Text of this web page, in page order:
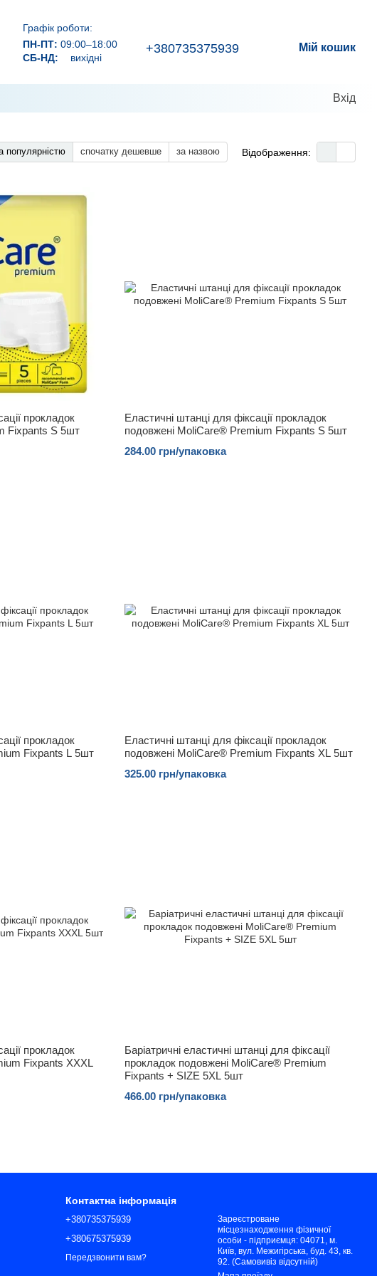
Графік роботи:
ПН-ПТ: 09:00–18:00
СБ-НД:
вихідні
+380735375939 Мій кошик
Вхід
популярністю спочатку дешевше за назвою Відображення:
прокладок
Fixpants S 5шт
Еластичні штанці для фіксації прокладок
подовжені MoliCare® Premium Fixpants S 5шт
284.00 грн/упаковка
прокладок
Fixpants L 5шт
Еластичні штанці для фіксації прокладок
подовжені MoliCare® Premium Fixpants XL 5шт
325.00 грн/упаковка
прокладок
Fixpants XXXL
Баріатричні еластичні штанці для фіксації
прокладок подовжені MoliCare® Premium
Fixpants + SIZE 5XL 5шт
466.00 грн/упаковка
Контактна інформація
+380735375939
+380675375939
Передзвонити вам?
Зареєстроване
місцезнаходження фізичної
особи - підприємця: 04071, м.
Київ, вул. Межигірська, буд. 43, кв.
92. (Самовивіз відсутній)